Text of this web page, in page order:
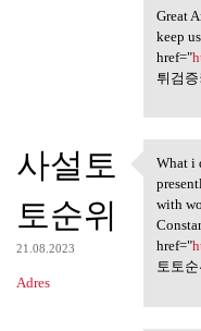
Great
keep
href="
튀검
사설토
토순위
21.08.2023
Adres
What i
What i
with
href="
토토